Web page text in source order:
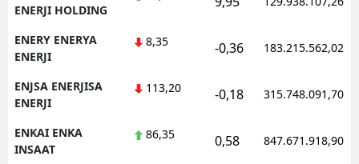
ENERJI HOLDING
ENERY ENERYA
ENERJI
8,35 -0,36 183.215.562,02
ENJSA ENERJISA
ENERJI
113,20 -0,18 315.748.091,70
ENKAI ENKA
INSAAT
86,35 0,58 847.671.918,90